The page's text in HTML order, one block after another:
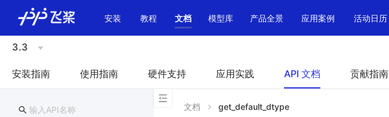
安装 教程 文档 模型库 产品全景 应用案例 活动日历
3.3
安装指南 使用指南 硬件支持 应用实践 API 文档 贡献指南
文档 get_default_dtype